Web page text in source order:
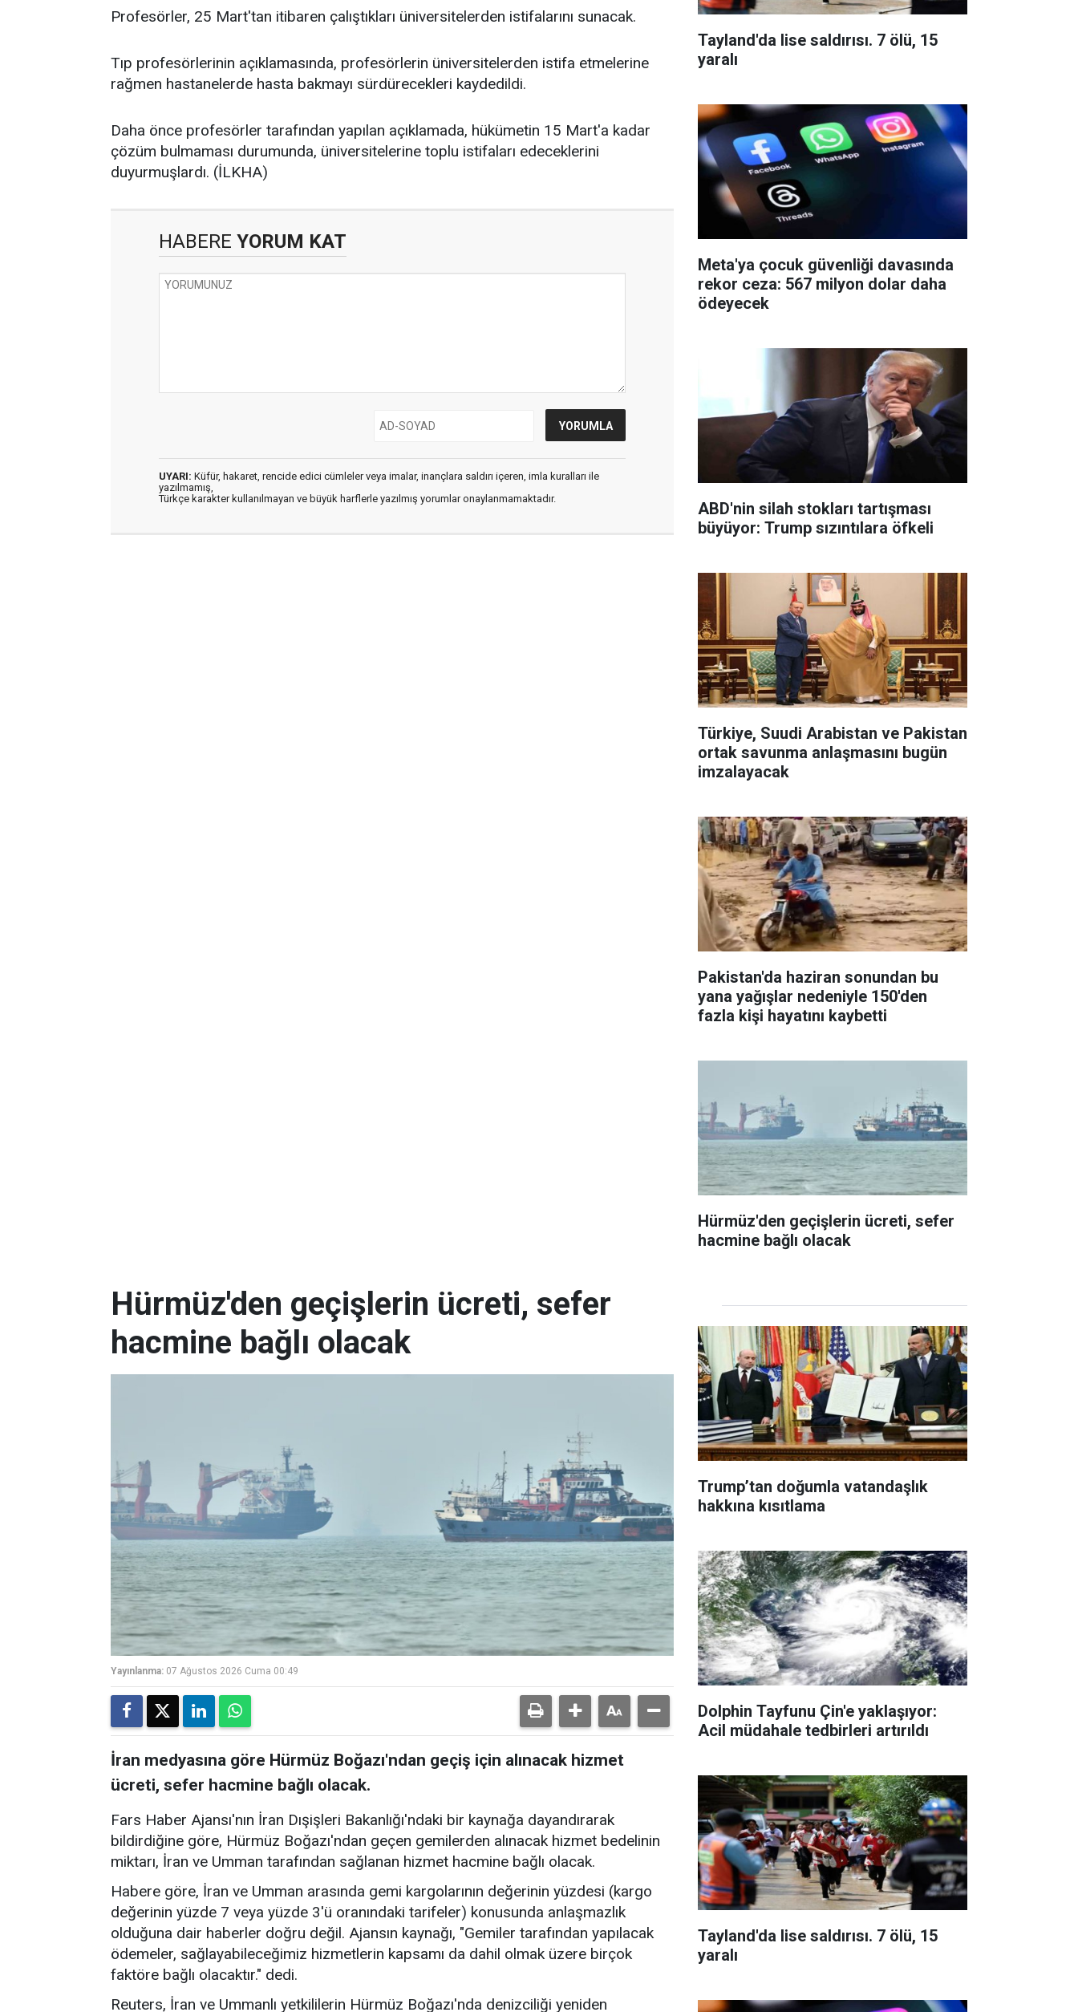
Profesörler, 25 Mart'tan itibaren çalıştıkları üniversitelerden istifalarını sunacak.
Tıp profesörlerinin açıklamasında, profesörlerin üniversitelerden istifa etmelerine
rağmen hastanelerde hasta bakmayı sürdürecekleri kaydedildi.
Daha önce profesörler tarafından yapılan açıklamada, hükümetin 15 Mart'a kadar
çözüm bulmaması durumunda, üniversitelerine toplu istifaları edeceklerini
duyurmuşlardı. (İLKHA)
HABERE YORUM KAT
UYARI: Küfür, hakaret, rencide edici cümleler veya imalar, inançlara saldırı içeren, imla kuralları ile
yazılmamış,
Türkçe karakter kullanılmayan ve büyük harflerle yazılmış yorumlar onaylanmamaktadır.
Tayland'da lise saldırısı. 7 ölü, 15
yaralı
Meta'ya çocuk güvenliği davasında
rekor ceza: 567 milyon dolar daha
ödeyecek
ABD'nin silah stokları tartışması
büyüyor: Trump sızıntılara öfkeli
Türkiye, Suudi Arabistan ve Pakistan
ortak savunma anlaşmasını bugün
imzalayacak
Pakistan'da haziran sonundan bu
yana yağışlar nedeniyle 150'den
fazla kişi hayatını kaybetti
Hürmüz'den geçişlerin ücreti, sefer
hacmine bağlı olacak
Hürmüz'den geçişlerin ücreti, sefer
hacmine bağlı olacak
Yayınlanma: 07 Ağustos 2026 Cuma 00:49
İran medyasına göre Hürmüz Boğazı'ndan geçiş için alınacak hizmet
ücreti, sefer hacmine bağlı olacak.
Fars Haber Ajansı'nın İran Dışişleri Bakanlığı'ndaki bir kaynağa dayandırarak
bildirdiğine göre, Hürmüz Boğazı'ndan geçen gemilerden alınacak hizmet bedelinin
miktarı, İran ve Umman tarafından sağlanan hizmet hacmine bağlı olacak.
Habere göre, İran ve Umman arasında gemi kargolarının değerinin yüzdesi (kargo
değerinin yüzde 7 veya yüzde 3'ü oranındaki tarifeler) konusunda anlaşmazlık
olduğuna dair haberler doğru değil. Ajansın kaynağı, "Gemiler tarafından yapılacak
ödemeler, sağlayabileceğimiz hizmetlerin kapsamı da dahil olmak üzere birçok
faktöre bağlı olacaktır." dedi.
Reuters, İran ve Ummanlı yetkililerin Hürmüz Boğazı'nda denizciliği yeniden
Trump’tan doğumla vatandaşlık
hakkına kısıtlama
Dolphin Tayfunu Çin'e yaklaşıyor:
Acil müdahale tedbirleri artırıldı
Tayland'da lise saldırısı. 7 ölü, 15
yaralı